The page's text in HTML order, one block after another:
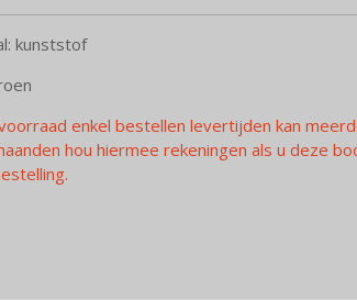
kunststof
enkel bestellen levertijden kan
hou hiermee rekeningen als u deze